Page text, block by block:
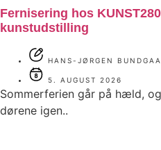
Fernisering hos
kunstudstilling
HANS-JØRGEN
5. AUGUST 2026
Sommerferien går på hæld,
dørene igen..